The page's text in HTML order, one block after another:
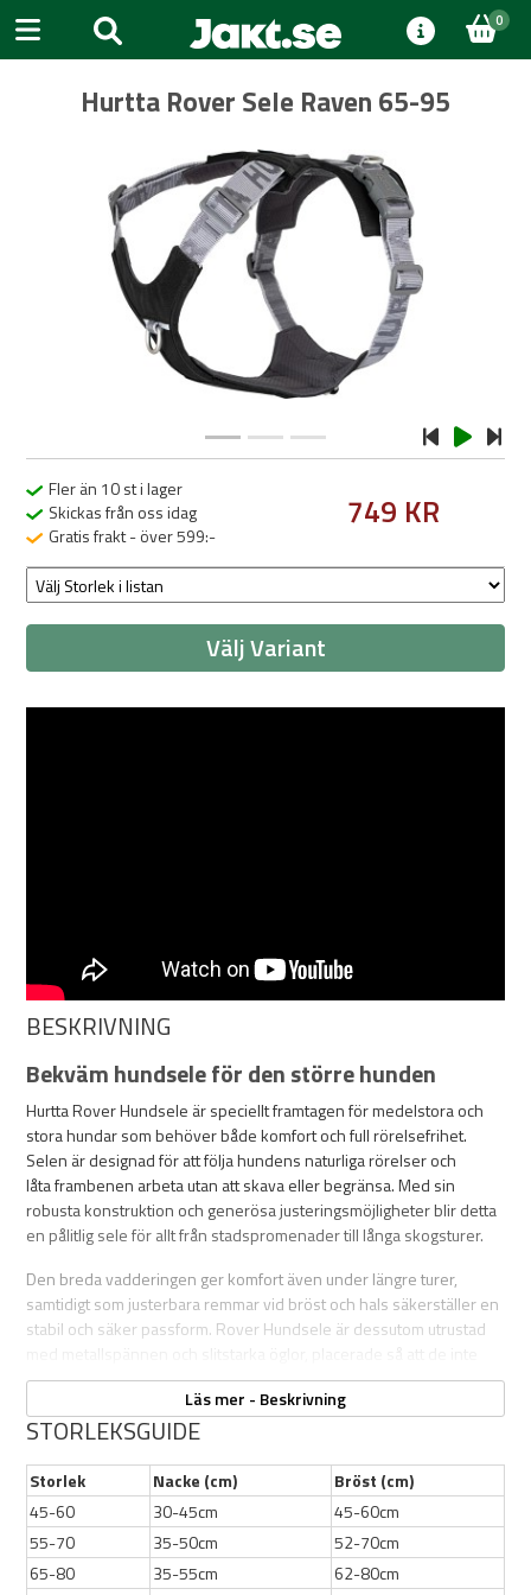
0
Hurtta Rover Sele Raven 65-95
Previous
Fler än 10 st i lager
Skickas från oss idag
Gratis frakt - över 599:-
749 KR
Välj Variant
BESKRIVNING
Bekväm hundsele för den större hunden
Hurtta Rover Hundsele är speciellt framtagen för medelstora och
stora hundar som behöver både komfort och full rörelsefrihet.
Selen är designad för att följa hundens naturliga rörelser och
låta frambenen arbeta utan att skava eller begränsa. Med sin
robusta konstruktion och generösa justeringsmöjligheter blir detta
en pålitlig sele för allt från stadspromenader till långa skogsturer.
Den breda vadderingen ger komfort även under längre turer,
samtidigt som justerbara remmar vid bröst och hals säkerställer en
stabil och säker passform. Rover Hundsele är dessutom utrustad
stör hunden när den rör sig. Reflexer på rygg och bröst ökar
synligheten i mörker och gör hunden trygg även vid
kvällspromenader.
Egenskaper:
Fri rörelse för frambenen
Smal, justerbar vaddering fram
Läs mer - Beskrivning
STORLEKSGUIDE
Storlek Nacke (cm)
Bröst (cm)
45-60
30-45cm
45-60cm
55-70
35-50cm
52-70cm
65-80
35-55cm
62-80cm